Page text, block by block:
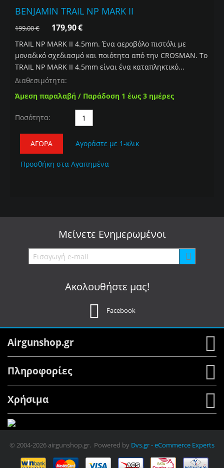
BENJAMIN TRAIL NP MARK II
199,00€ 179,90€
TRAIL NP MARK II 4.5mm. Ένα αεροβόλο πιστόλι με
μοναδικό σχεδιασμό και ποιότητα από την CROSMAN. Το
TRAIL NP MARK II 4.5mm είναι ένα καταπληκτικό...
Διαθεσιμότητα:
Άμεση παραλαβή / Παράδοση 1 έως 3 ημέρες
Ποσότητα:
ΑΓΟΡΆ Αγοράστε με 1-κλικ
Προσθήκη στα Αγαπημένα
Μείνετε Ενημερωμένοι
Ακολουθήστε μας!
Facebook
Airgunshop.gr
Πληροφορίες
Χρήσιμα
© 2004-2026 airgunshop.gr. Powered by Dvs.gr - eCommerce Experts